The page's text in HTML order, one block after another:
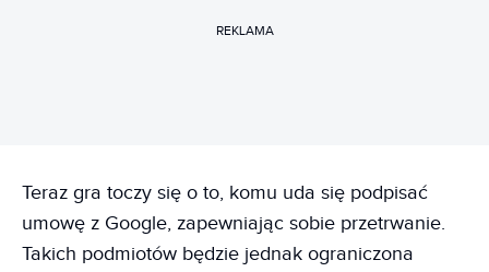
REKLAMA
Teraz gra toczy się o to, komu uda się podpisać
umowę z Google, zapewniając sobie przetrwanie.
Takich podmiotów będzie jednak ograniczona